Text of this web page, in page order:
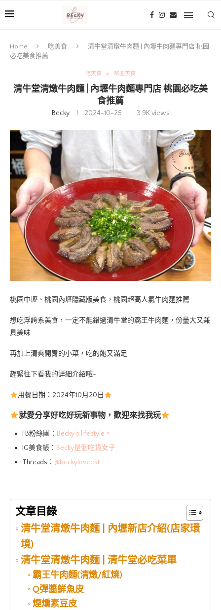
Home 吃美食
清牛堂清燉牛肉麵 | 內壢牛肉麵專門店 桃園
必吃美食推薦
吃美食 桃園美食
清牛堂清燉牛肉麵 | 內壢牛肉麵專門店 桃園必吃美
食推薦
Becky 2024-10-25 3.9Kviews
桃園中壢、桃園內壢隱藏版美食，桃園超高人氣牛肉麵推薦
想吃浮誇系美食，一定不能錯過清牛堂的霸王牛肉麵，份量大又兼
具美味
再加上清爽開胃的小菜，吃的飽又滿足
趕緊往下看我的詳細介紹哦~
用餐日期：2024年10月20日
就愛分享好吃好玩新事物，歡迎來找我玩
FB粉絲團： Becky’s lifestyle。
IG美食帳： Becky是個吃貨女子
Threads： @beckyloveeat
文章目錄
清牛堂清燉牛肉麵 | 內壢新店介紹(店家環
境)
清牛堂清燉牛肉麵 | 清牛堂必吃菜單
霸王牛肉麵(清燉/紅燒)
Q彈醬鮮魚皮
煙燻素豆皮